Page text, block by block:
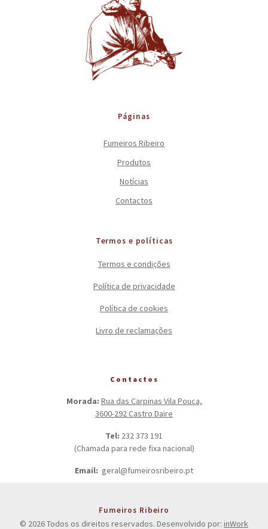
Páginas
Fumeiros Ribeiro
Produtos
Notícias
Contactos
Termos e políticas
Termos e condições
Política de privacidade
Política de cookies
Livro de reclamações
Contactos
Morada: Rua das Carpinas Vila Pouca,
3600-292 Castro Daire
Tel: 232 373 191
(Chamada para rede fixa nacional)
Email: geral@fumeirosribeiro.pt
Fumeiros Ribeiro
© 2026 Todos os direitos reservados. Desenvolvido por: inWork